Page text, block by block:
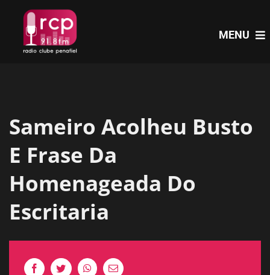
content
MENU
PROGRAMAS
Sameiro Acolheu Busto
E Frase Da
Homenageada Do
Escritaria